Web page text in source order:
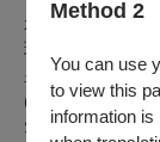
Method 2
You can use
to view this
information
永生樹 The Tree
班傑明的奇幻旅
皇
(黛妃與女皇、
Suite Royale